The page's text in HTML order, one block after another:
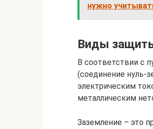
нужно
Виды
В соответствии с
(соединение нуль-
электрическим
металлическим
Заземление – это